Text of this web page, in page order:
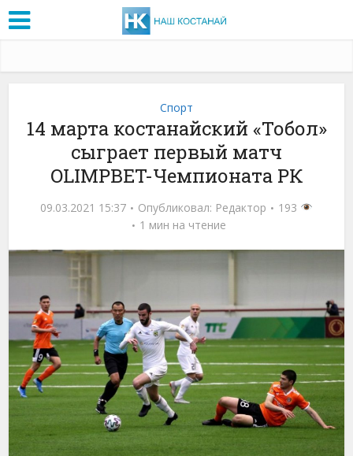
Спорт
14 марта костанайский «Тобол»
сыграет первый матч
OLIMPBET-Чемпионата РК
09.03.2021 15:37 Опубликовал: Редактор
193
1 мин на чтение